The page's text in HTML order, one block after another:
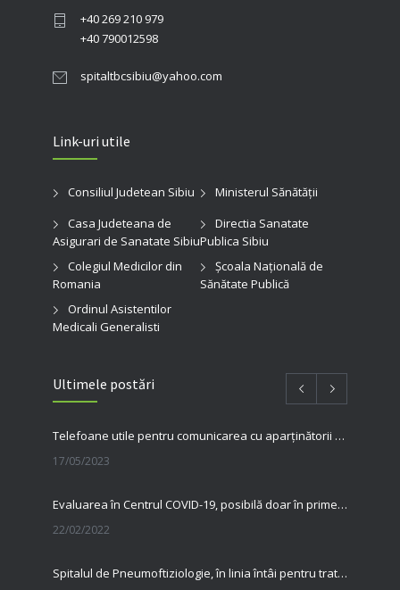
+40 269 210 979
+40 790012598
spitaltbcsibiu@yahoo.com
Link-uri utile
Consiliul Judetean Sibiu
Ministerul Sănătății
Casa Judeteana de
Asigurari de Sanatate Sibiu
Directia Sanatate
Publica Sibiu
Colegiul Medicilor din
Romania
Şcoala Naţională de
Sănătate Publică
Ordinul Asistentilor
Medicali Generalisti
Ultimele postări
Telefoane utile pentru comunicarea cu aparținătorii pacienților internați în spitalul nostru
17/05/2023
Evaluarea în Centrul COVID-19, posibilă doar în primele 5 zile de la pozitivare
22/02/2022
Spitalul de Pneumoftiziologie, în linia întâi pentru tratarea pacienților cu Covid